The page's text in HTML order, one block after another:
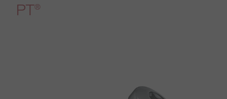
PT®